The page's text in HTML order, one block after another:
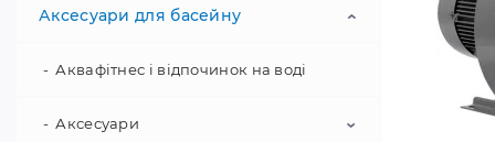
Освітлення для басейну
Сходи та поручні для басейну
Теплові насоси для дому
Аксесуари для басейну
Аквафітнес і відпочинок на воді
Аксесуари